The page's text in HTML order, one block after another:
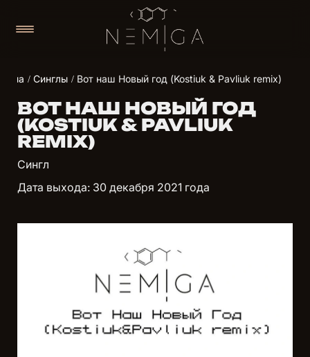
Синглы Вот наш Новый год (Kostiuk & Pavliuk remix)
ВОТ НАШ НОВЫЙ ГОД
(KOSTIUK & PAVLIUK
REMIX)
Сингл
Дата выхода: 30 декабря 2021 года